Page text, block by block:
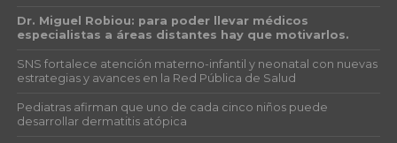
Dr. Miguel Robiou: para poder llevar médicos
especialistas a áreas distantes hay que motivarlos.
SNS fortalece atención materno-infantil y neonatal con nuevas
estrategias y avances en la Red Pública de Salud
Pediatras afirman que uno de cada cinco niños puede
desarrollar dermatitis atópica